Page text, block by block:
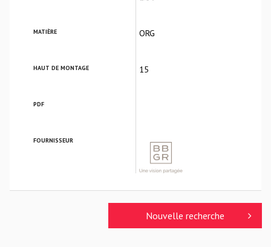
MATIÈRE ORG
HAUT DE MONTAGE 15
PDF
FOURNISSEUR
Nouvelle recherche